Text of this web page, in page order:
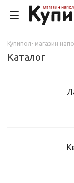
Купипол- магазин
Каталог